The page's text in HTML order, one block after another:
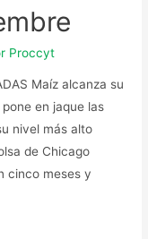
Proccyt
Maíz alcanza su
en jaque las
nivel más alto
de Chicago
cinco meses y